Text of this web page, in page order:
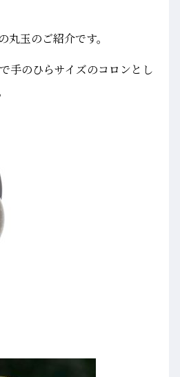
丸玉のご紹介です。
手のひらサイズのコロンとし